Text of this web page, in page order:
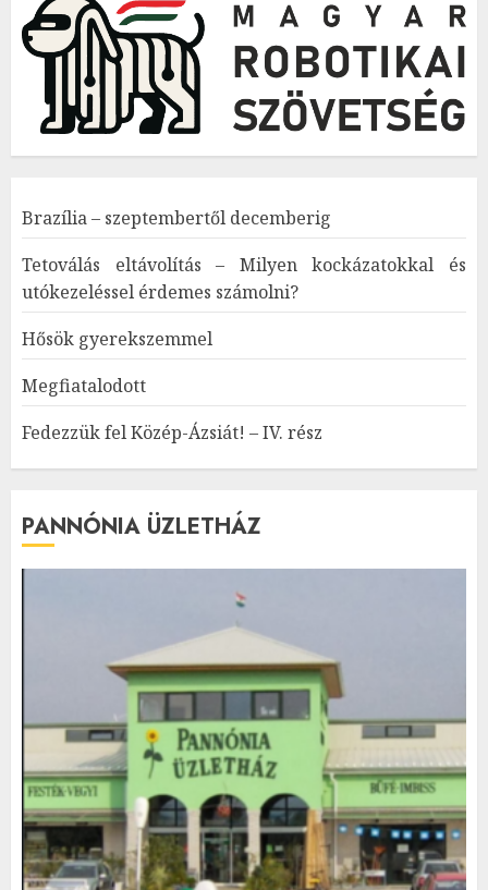
Brazília – szeptembertől decemberig
Tetoválás eltávolítás – Milyen kockázatokkal és
utókezeléssel érdemes számolni?
Hősök gyerekszemmel
Megfiatalodott
Fedezzük fel Közép-Ázsiát! – IV. rész
PANNÓNIA ÜZLETHÁZ